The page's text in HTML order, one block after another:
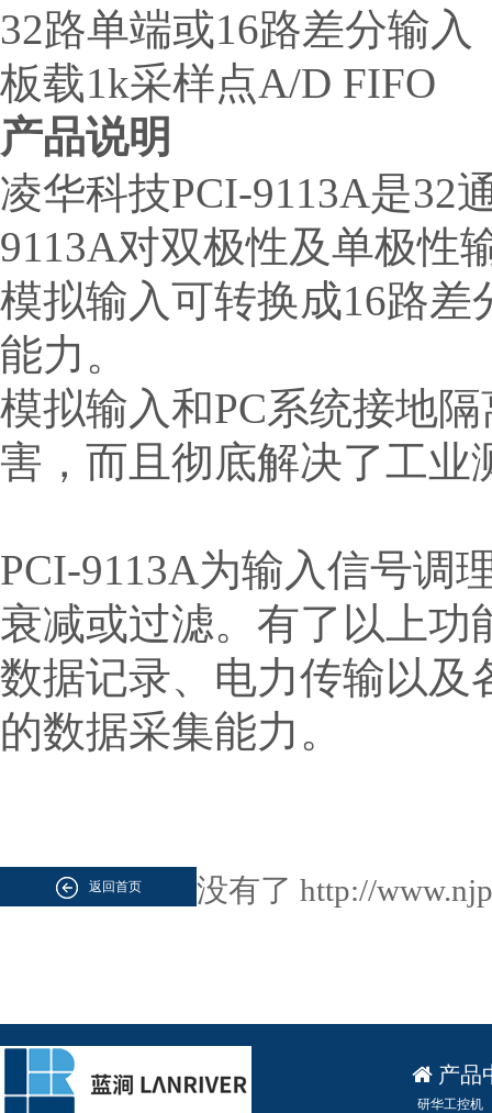
32路单端或16路差分输入
板载1k采样点A/D FIFO
产品说明
凌华科技PCI-9113A是32
9113A对双极性及单极性
模拟输入可转换成16路
能力。
模拟输入和PC系统接地
害，而且彻底解决了工业
PCI-9113A为输入信号调
衰减或过滤。有了以上功
数据记录、电力传输以及
的数据采集能力。
没有了 http://
返回首页
产品
研华工控机